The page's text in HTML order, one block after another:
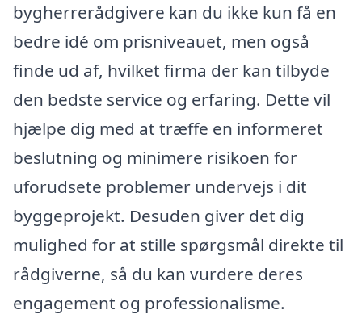
bygherrerådgivere kan du ikke kun få en
bedre idé om prisniveauet, men også
finde ud af, hvilket firma der kan tilbyde
den bedste service og erfaring. Dette vil
hjælpe dig med at træffe en informeret
beslutning og minimere risikoen for
uforudsete problemer undervejs i dit
byggeprojekt. Desuden giver det dig
mulighed for at stille spørgsmål direkte til
rådgiverne, så du kan vurdere deres
engagement og professionalisme.